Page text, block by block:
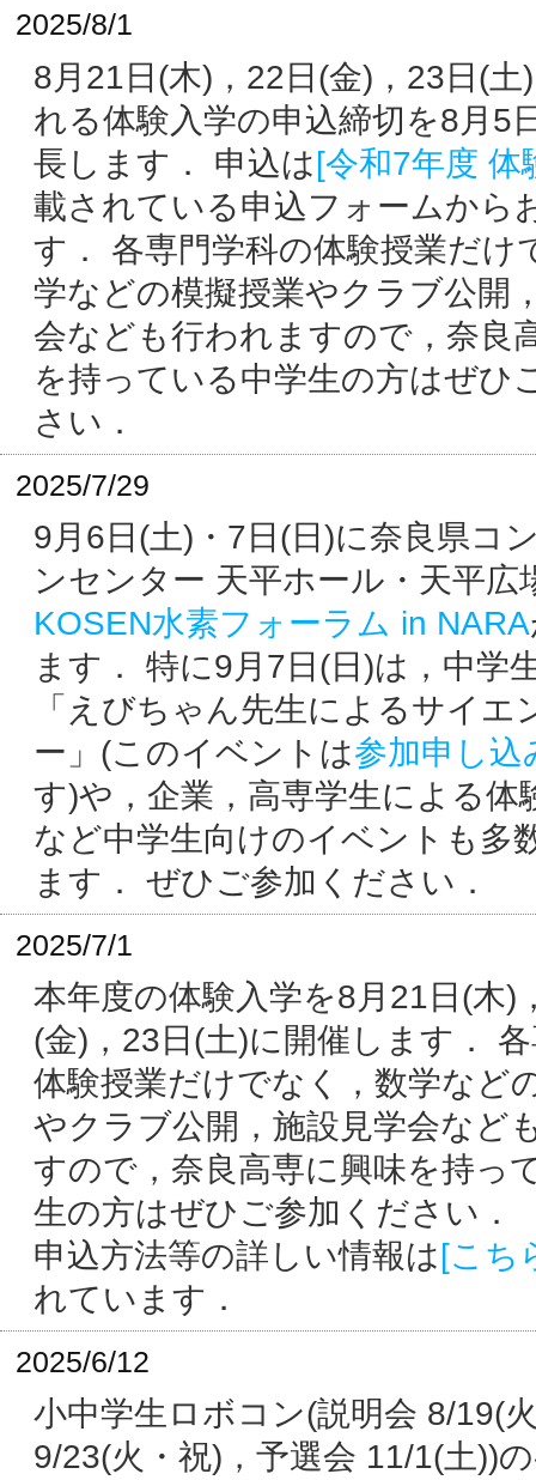
2025/8/1
8月21日(木)，22日(金)，23日(土
れる体験入学の申込締切を8月5
長します． 申込は[令和7年度 体
載されている申込フォームから
す． 各専門学科の体験授業だけ
学などの模擬授業やクラブ公開
会なども行われますので，奈良
を持っている中学生の方はぜひ
さい．
2025/7/29
9月6日(土)・7日(日)に奈良県コ
ンセンター 天平ホール・天平広
KOSEN水素フォーラム in NARA
ます． 特に9月7日(日)は，中学
「えびちゃん先生によるサイエ
ー」(このイベントは参加申し込
す)や，企業，高専学生による体
など中学生向けのイベントも多
ます． ぜひご参加ください．
2025/7/1
本年度の体験入学を8月21日(木)
(金)，23日(土)に開催します．
体験授業だけでなく，数学など
やクラブ公開，施設見学会など
すので，奈良高専に興味を持っ
生の方はぜひご参加ください．
申込方法等の詳しい情報は[こち
れています．
2025/6/12
小中学生ロボコン(説明会 8/19(
9/23(火・祝)，予選会 11/1(土))